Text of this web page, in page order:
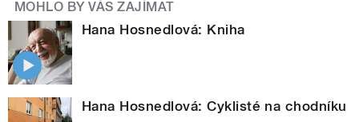
MOHLO BY VÁS ZAJÍMAT
Hana Hosnedlová: Kniha
Hana Hosnedlová: Cyklisté na chodníku